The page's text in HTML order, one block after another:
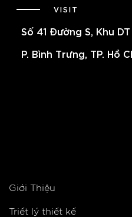
VISIT
Số 41 Đường S, Khu
P. Bình Trưng, TP. Hồ
Giới Thiệu
Triết lý thiết kế